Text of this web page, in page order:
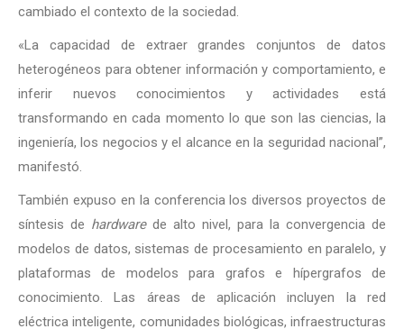
cambiado el contexto de la sociedad.
«La capacidad de extraer grandes conjuntos de datos
heterogéneos para obtener información y comportamiento, e
inferir nuevos conocimientos y actividades está
transformando en cada momento lo que son las ciencias, la
ingeniería, los negocios y el alcance en la seguridad nacional”,
manifestó.
También expuso en la conferencia los diversos proyectos de
síntesis de hardwarede alto nivel, para la convergencia de
modelos de datos, sistemas de procesamiento en paralelo, y
plataformas de modelos para grafos e hípergrafos de
conocimiento. Las áreas de aplicación incluyen la red
eléctrica inteligente, comunidades biológicas, infraestructuras